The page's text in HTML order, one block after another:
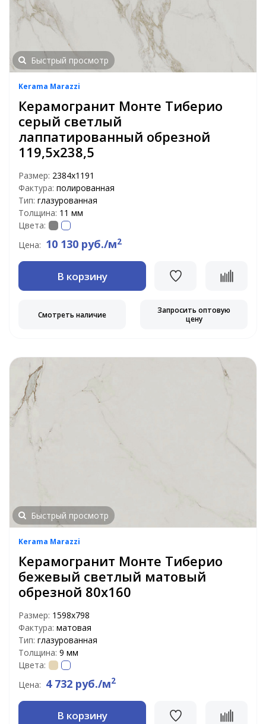
Быстрый просмотр
Kerama Marazzi
Керамогранит Монте Тиберио
серый светлый
лаппатированный обрезной
119,5х238,5
Размер: 2384х1191
Фактура: полированная
Тип: глазурованная
Толщина: 11 мм
Цвета:
Цена: 10 130 руб./м2
В корзину
Смотреть наличие
Запросить оптовую
цену
Быстрый просмотр
Kerama Marazzi
Керамогранит Монте Тиберио
бежевый светлый матовый
обрезной 80х160
Размер: 1598х798
Фактура: матовая
Тип: глазурованная
Толщина: 9 мм
Цвета:
Цена: 4 732 руб./м2
В корзину